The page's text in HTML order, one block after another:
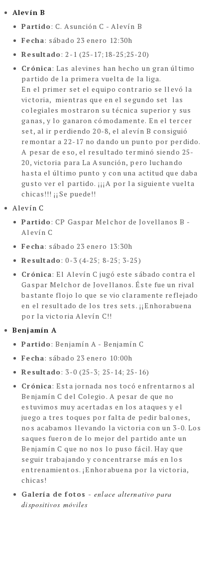
Alevín B
Partido:C. Asunción C - Alevín B
Fecha: sábado 23 enero 12:30h
Resultado: 2-1 (25-17;18-25;25-20)
Crónica:Las alevines han hecho un gran último
partido de la primera vuelta de la liga.
En el primer set el equipo contrario se llevó la
victoria, mientras que en el segundo set las
colegiales mostraron su técnica superior y sus
ganas, y lo ganaron cómodamente. En el tercer
set, al ir perdiendo 20-8, el alevín B consiguió
remontar a 22-17 no dando un punto por perdido.
A pesar de eso, el resultado terminó siendo 25-
20, victoria para La Asunción, pero luchando
hasta el último punto y con una actitud que daba
gusto ver el partido. ¡¡¡A por la siguiente vuelta
chicas!!! ¡¡Se puede!!
Alevín C
Partido:CP Gaspar Melchor de Jovellanos B -
Alevín C
Fecha: sábado 23 enero 13:30h
Resultado: 0-3 (4-25; 8-25; 3-25)
Crónica:El Alevín C jugó este sábado contra el
Gaspar Melchor de Jovellanos. Éste fue un rival
bastante flojo lo que se vio claramente reflejado
en el resultado de los tres sets. ¡¡Enhorabuena
por la victoria Alevín C!!
Benjamín A
Partido:Benjamín A - Benjamín C
Fecha: sábado 23 enero 10:00h
Resultado: 3-0 (25-3; 25-14; 25-16)
Crónica:Esta jornada nos tocó enfrentarnos al
Benjamín C del Colegio. A pesar de que no
estuvimos muy acertadas en los ataques y el
juego a tres toques por falta de pedir balones,
nos acabamos llevando la victoria con un 3-0. Los
saques fueron de lo mejor del partido ante un
Benjamín C que no nos lo puso fácil. Hay que
seguir trabajando y concentrarse más en los
entrenamientos. ¡Enhorabuena por la victoria,
chicas!
Galería de fotos - enlace alternativo para
dispositivos móviles